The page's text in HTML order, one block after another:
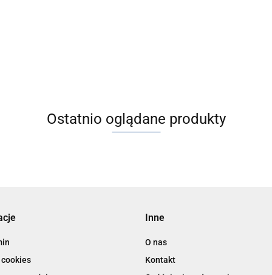
Ostatnio oglądane produkty
Inne
O nas
Kontakt